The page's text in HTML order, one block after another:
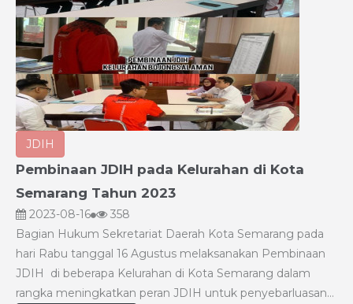
JDIH
Pembinaan JDIH pada Kelurahan di Kota
Semarang Tahun 2023
2023-08-16
358
Bagian Hukum Sekretariat Daerah Kota Semarang pada
hari Rabu tanggal 16 Agustus melaksanakan Pembinaan
JDIH di beberapa Kelurahan di Kota Semarang dalam
rangka meningkatkan peran JDIH untuk penyebarluasan